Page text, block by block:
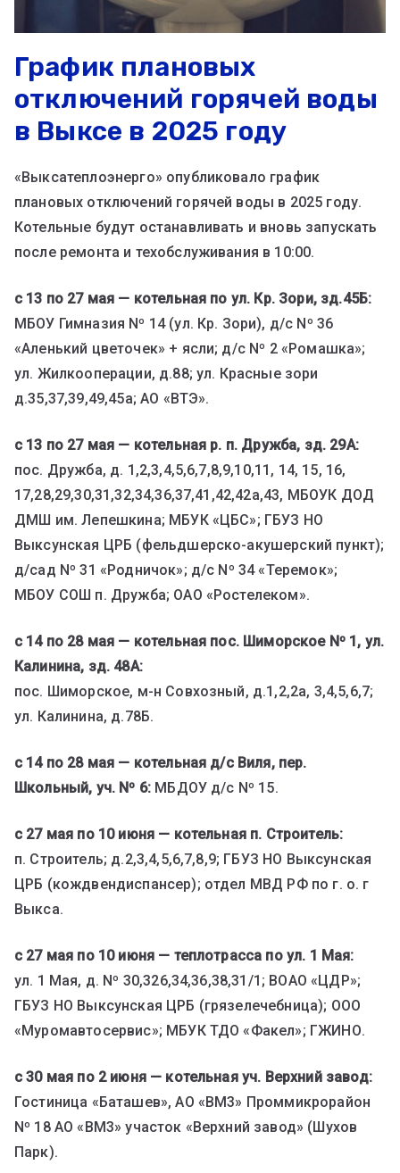
График плановых
отключений горячей воды
в Выксе в 2025 году
«Выксатеплоэнерго» опубликовало график
плановых отключений горячей воды в 2025 году.
Котельные будут останавливать и вновь запускать
после ремонта и техобслуживания в 10:00.
с 13 по 27 мая — котельная по ул. Кр. Зори, зд.45Б:
МБОУ Гимназия Nº 14 (ул. Кр. Зори), д/с Nº 36
«Аленький цветочек» + ясли; д/с Nº 2 «Ромашка»;
ул. Жилкооперации, д.88; ул. Красные зори
д.35,37,39,49,45а; АО «ВТЭ».
с 13 по 27 мая — котельная р. п. Дружба, зд. 29А:
пос. Дружба, д. 1,2,3,4,5,6,7,8,9,10,11, 14, 15, 16,
17,28,29,30,31,32,34,36,37,41,42,42а,43, МБОУК ДОД
ДМШ им. Лепешкина; МБУК «ЦБС»; ГБУЗ НО
Выксунская ЦРБ (фельдшерско-акушерский пункт);
д/сад Nº 31 «Родничок»; д/с Nº 34 «Теремок»;
МБОУ СОШ п. Дружба; ОАО «Ростелеком».
с 14 по 28 мая — котельная пос. Шиморское Nº 1, ул.
Калинина, зд. 48А:
пос. Шиморское, м-н Совхозный, д.1,2,2а, 3,4,5,6,7;
ул. Калинина, д.78Б.
с 14 по 28 мая — котельная д/с Виля, пер.
Школьный, уч. Nº 6: МБДОУ д/с Nº 15.
с 27 мая по 10 июня — котельная п. Строитель:
п. Строитель; д.2,3,4,5,6,7,8,9; ГБУЗ НО Выксунская
ЦРБ (кождвендиспансер); отдел МВД РФ по г. о. г
Выкса.
с 27 мая по 10 июня — теплотрасса по ул. 1 Мая:
ул. 1 Мая, д. Nº 30,326,34,36,38,31/1; ВОАО «ЦДР»;
ГБУЗ НО Выксунская ЦРБ (грязелечебница); ООО
«Муромавтосервис»; МБУК ТДО «Факел»; ГЖИНО.
с 30 мая по 2 июня — котельная уч. Верхний завод:
Гостиница «Баташев», АО «ВМ3» Проммикрорайон
Nº 18 АО «ВМ3» участок «Верхний завод» (Шухов
Парк).